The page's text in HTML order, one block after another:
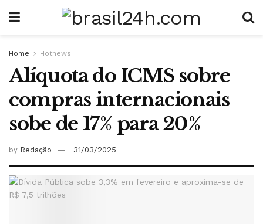
Home Hotnews
Alíquota do ICMS sobre
compras internacionais
sobe de 17% para 20%
by Redação 31/03/2025